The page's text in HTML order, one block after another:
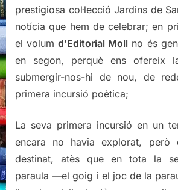
prestigiosa col·lecció Jardins de
notícia que hem de celebrar; en
el volumd’Editorial Moll no és
en segon, perquè ens ofereix
submergir-nos-hi de nou, de
primera incursió poètica;
La seva primera incursió en un
encara no havia explorat, però
destinat, atès que en tota la
paraula —el goig i el joc de la